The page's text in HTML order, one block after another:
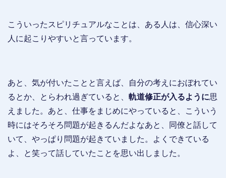
こういったスピリチュアルなことは、ある人は、信心深い
人に起こりやすいと言っています。
あと、気が付いたことと言えば、自分の考えにおぼれてい
るとか、とらわれ過ぎていると、 軌道修正が入るように思
えました。あと、仕事をまじめにやっていると、こういう
時にはそろそろ問題が起きるんだよなあと、同僚と話して
いて、やっぱり問題が起きていました。よくできている
よ、と笑って話していたことを思い出しました。